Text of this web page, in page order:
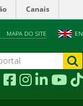
Canais
EN
MAPA DO SITE